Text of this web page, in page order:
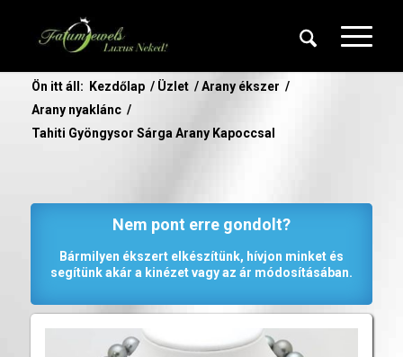
Ön itt áll: Kezdőlap / Üzlet / Arany ékszer /
Arany nyaklánc /
Tahiti Gyöngysor Sárga Arany Kapoccsal
Nem pont erre gondolt?
Bármilyen ékszert elkészítünk, hívjon minket és
segítünk akár a kinézet vagy az ár módosításában.